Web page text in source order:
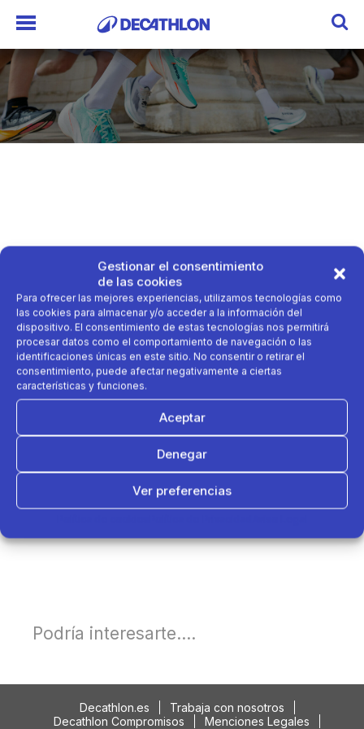
Gestionar el consentimiento
de las cookies
Para ofrecer las mejores experiencias, utilizamos tecnologías como
las cookies para almacenar y/o acceder a la información del
dispositivo. El consentimiento de estas tecnologías nos permitirá
procesar datos como el comportamiento de navegación o las
identificaciones únicas en este sitio. No consentir o retirar el
consentimiento, puede afectar negativamente a ciertas
características y funciones.
Aceptar
Denegar
Ver preferencias
Podría interesarte....
Decathlon.es
Trabaja con nosotros
Decathlon Compromisos
Menciones Legales